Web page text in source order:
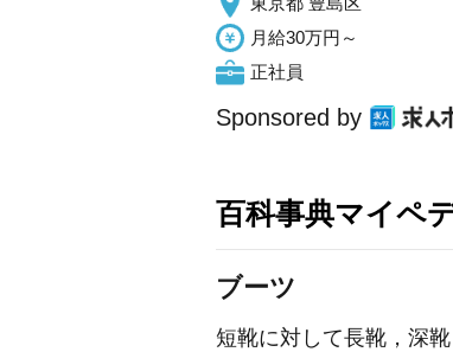
月給30万円～
正社員
Sponsored by
百科事典マイペ
ブーツ
短靴に対して長靴，深